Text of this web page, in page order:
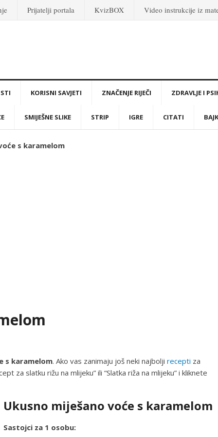
Prijatelji portala KvizBOX Video instrukcije iz
KORISNI SAVJETI ZNAČENJE RIJEČI ZDRAVLJE I
SMIJEŠNE SLIKE STRIP IGRE CITATI
s karamelom
s karamelom. Ako vas zanimaju još neki najbolji recepti za
za slatku rižu na mlijeku” ili “Slatka riža na mlijeku” i kliknete
Ukusno miješano voće s karamelom
Sastojci za 1 osobu: